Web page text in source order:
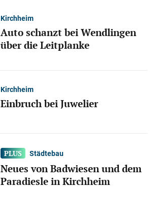
Kirchheim
Auto schanzt bei Wendlingen
über die Leitplanke
Kirchheim
Einbruch bei Juwelier
Städtebau
Neues von Badwiesen und dem
Paradiesle in Kirchheim